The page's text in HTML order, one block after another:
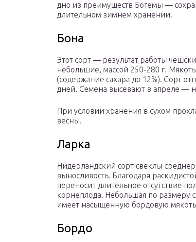
дно из преимуществ Богемы —
длительном зимнем хранении.
Бона
Этот сорт — результат работы
небольшие, массой 250-280 г.
(содержание сахара до 12%). Сорт
дней. Семена высевают в апреле —
При условии хранения в сухом
весны.
Ларка
Нидерландский сорт свеклы
выносливость. Благодаря
переносит длительное отсутствие
корнеплода. Небольшая по размеру
имеет насыщенную бордовую мякоть
Бордо